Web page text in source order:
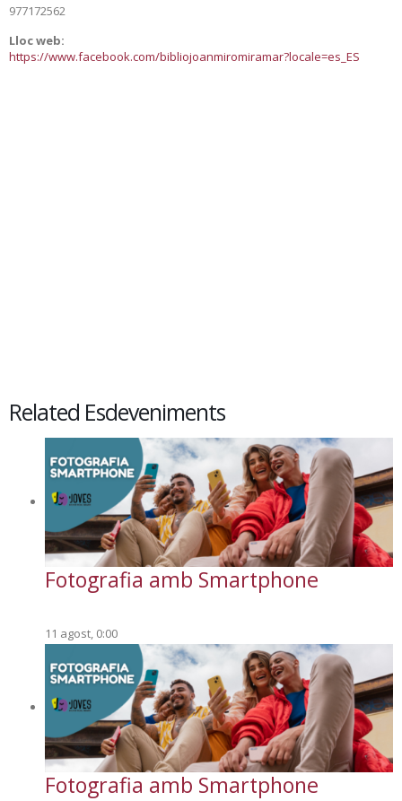
977172562
Lloc web:
https://www.facebook.com/bibliojoanmiromiramar?locale=es_ES
Related Esdeveniments
Fotografia amb Smartphone
11 agost, 0:00
Fotografia amb Smartphone